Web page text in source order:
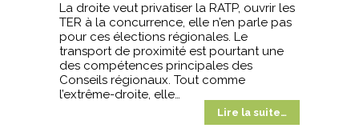
La droite veut privatiser la RATP, ouvrir les
TER à la concurrence, elle n’en parle pas
pour ces élections régionales. Le
transport de proximité est pourtant une
des compétences principales des
Conseils régionaux. Tout comme
l’extrême-droite, elle…
Lire la suite…